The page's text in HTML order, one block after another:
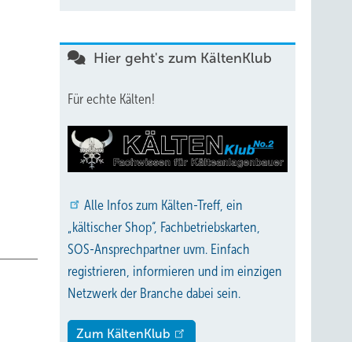
bei
Hier geht's zum KältenKlub
Für echte Kälten!
Alle Infos zum Kälten-Treff, ein
„kältischer Shop“, Fachbetriebskarten,
SOS-Ansprechpartner uvm. Einfach
registrieren, informieren und im einzigen
Netzwerk der Branche dabei sein.
Zum KältenKlub